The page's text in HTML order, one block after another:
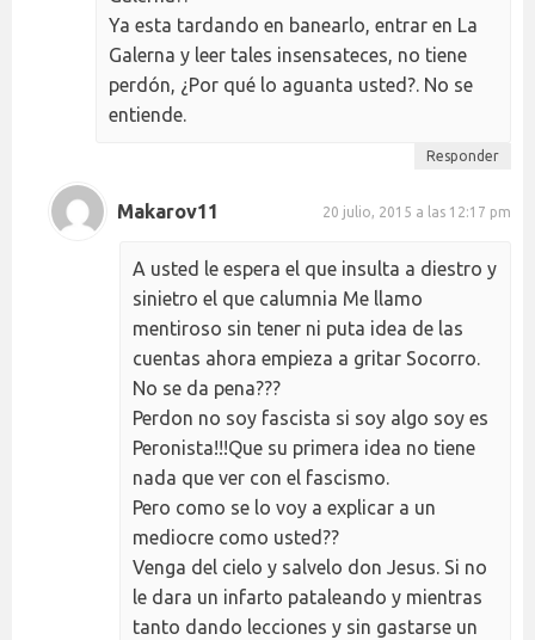
Ya esta tardando en banearlo, entrar en La
Galerna y leer tales insensateces, no tiene
perdón, ¿Por qué lo aguanta usted?. No se
entiende.
Responder
Makarov11 20 julio, 2015 a las 12:17 pm
A usted le espera el que insulta a diestro y
sinietro el que calumnia Me llamo
mentiroso sin tener ni puta idea de las
cuentas ahora empieza a gritar Socorro.
No se da pena???
Perdon no soy fascista si soy algo soy es
Peronista!!!Que su primera idea no tiene
nada que ver con el fascismo.
Pero como se lo voy a explicar a un
mediocre como usted??
Venga del cielo y salvelo don Jesus. Si no
le dara un infarto pataleando y mientras
tanto dando lecciones y sin gastarse un